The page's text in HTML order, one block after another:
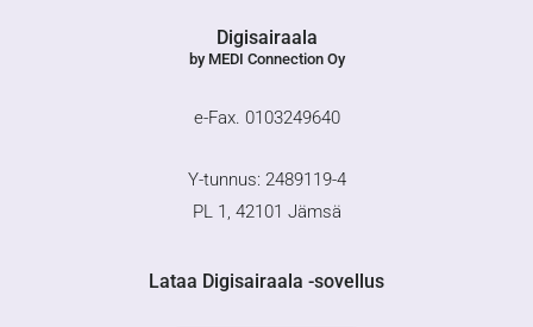
Digisairaala
by MEDI Connection Oy
e-Fax. 0103249640
Y-tunnus: 2489119-4
PL 1, 42101 Jämsä
Lataa Digisairaala -sovellus